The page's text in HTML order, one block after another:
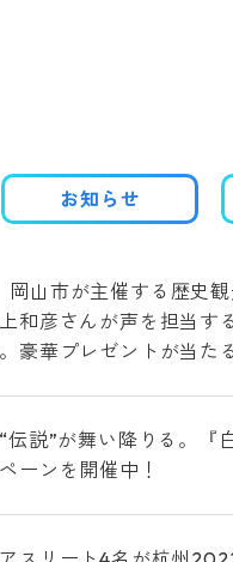
お知らせ
岡山市が主催する歴史
和彦さんが声を担当す
豪華プレゼントが当た
伝説”が舞い降りる。『
ーンを開催中！